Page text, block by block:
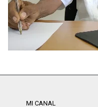
MI CANAL